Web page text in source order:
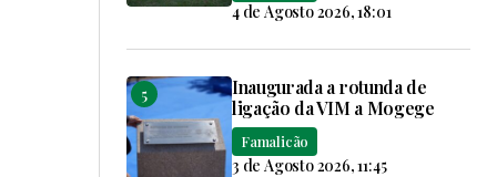
4 de Agosto 2026, 18:01
Inaugurada a rotunda de
ligação da VIM a Mogege
Famalicão
3 de Agosto 2026, 11:45